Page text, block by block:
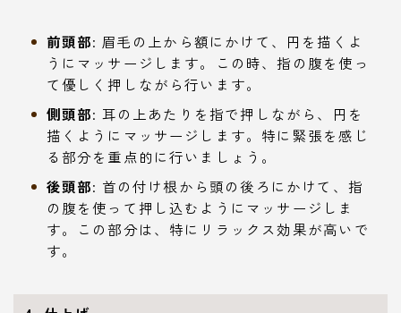
前頭部: 眉毛の上から額にかけて、円を描くよ
うにマッサージします。この時、指の腹を使っ
て優しく押しながら行います。
側頭部: 耳の上あたりを指で押しながら、円を
描くようにマッサージします。特に緊張を感じ
る部分を重点的に行いましょう。
後頭部: 首の付け根から頭の後ろにかけて、指
の腹を使って押し込むようにマッサージしま
す。この部分は、特にリラックス効果が高いで
す。